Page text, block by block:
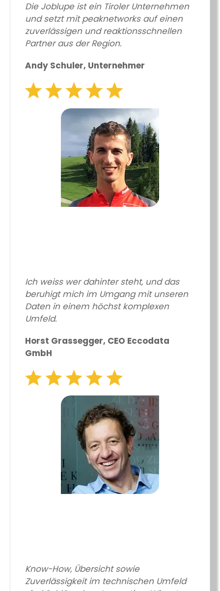
Die Joblupe ist ein Tiroler Unternehmen
und setzt mit peaknetworks auf einen
zuverlässigen und reaktionsschnellen
Partner aus der Region.
Andy Schuler, Unternehmer
Ich weiss wer dahinter steht, und das
beruhigt mich im Umgang mit unseren
Daten in einem höchst komplexen
Umfeld.
Horst Grassegger, CEO Eccodata
GmbH
Know-How, Übersicht sowie
Zuverlässigkeit im technischen Umfeld